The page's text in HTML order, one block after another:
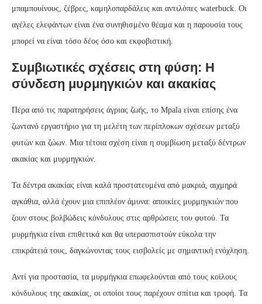
μπαμπουίνους, ζέβρες, καμηλοπαρδάλεις και αντιλόπες waterbuck. Οι
αγέλες ελεφάντων είναι ένα συνηθισμένο θέαμα και η παρουσία τους
μπορεί να είναι τόσο δέος όσο και εκφοβιστική.
Συμβιωτικές σχέσεις στη φύση: Η
σύνδεση μυρμηγκιών και ακακίας
Πέρα από τις παρατηρήσεις άγριας ζωής, το Mpala είναι επίσης ένα
ζωντανό εργαστήριο για τη μελέτη των περίπλοκων σχέσεων μεταξύ
φυτών και ζώων. Μια τέτοια σχέση είναι η συμβίωση μεταξύ δέντρων
ακακίας και μυρμηγκιών.
Τα δέντρα ακακίας είναι καλά προστατευμένα από μακριά, αιχμηρά
αγκάθια, αλλά έχουν μια επιπλέον άμυνα: αποικίες μυρμηγκιών που
ζουν στους βολβώδεις κόνδυλους στις αρθρώσεις του φυτού. Τα
μυρμήγκια είναι επιθετικά και θα υπερασπιστούν εύκολα την
επικράτειά τους, δαγκώνοντας τους εισβολείς με σημαντική ενόχληση.
Αντί για προστασία, τα μυρμήγκια επωφελούνται από τους κοίλους
κόνδυλους της ακακίας, οι οποίοι τους παρέχουν σπίτια και τροφή. Τα